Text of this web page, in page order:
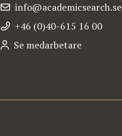
info@academicsearch.se
+46 (0)40-615 16 00
Se medarbetare